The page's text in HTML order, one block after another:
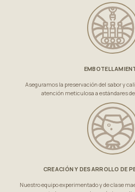
Aseguramos la preservación del sabor y
atención meticulosa a estándares de
CREACIÓN Y DESARROLLO DE
Nuestro equipo experimentado y de clase